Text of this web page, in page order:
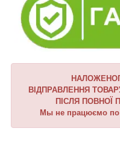
ВІДПРАВЛЕННЯ
ПІСЛЯ ПОВНОЇ
Мы не працюємо по